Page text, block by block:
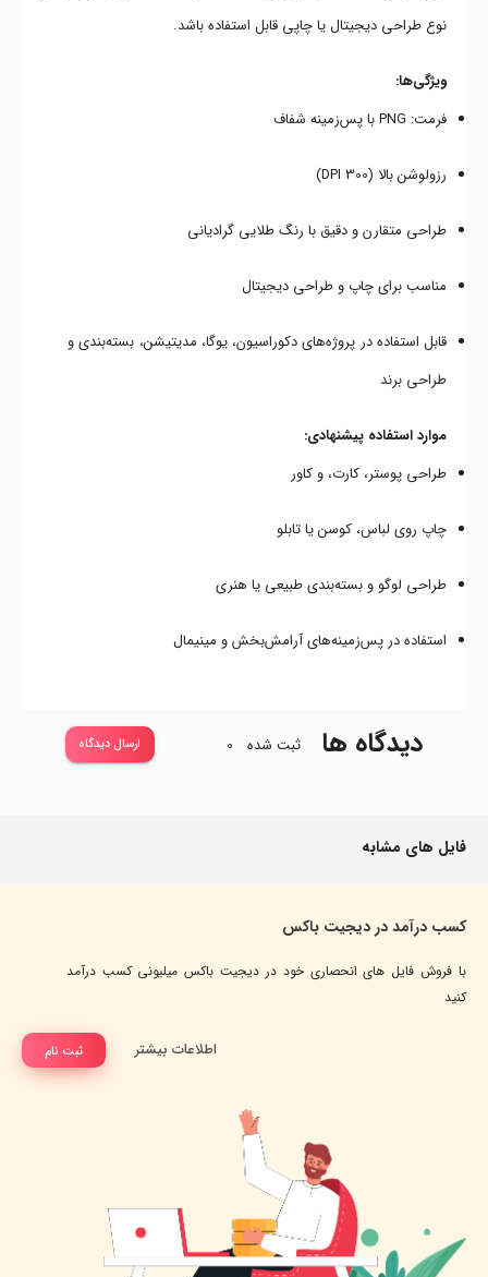
نوع طراحی دیجیتال یا چاپی قابل استفاده باشد.
ویژگی‌ها:
فرمت: PNG با پس‌زمینه شفاف
رزولوشن بالا (300 DPI)
طراحی متقارن و دقیق با رنگ طلایی گرادیانی
مناسب برای چاپ و طراحی دیجیتال
قابل استفاده در پروژه‌های دکوراسیون، یوگا، مدیتیشن، بسته‌بندی و
طراحی برند
موارد استفاده پیشنهادی:
طراحی پوستر، کارت، و کاور
چاپ روی لباس، کوسن یا تابلو
طراحی لوگو و بسته‌بندی طبیعی یا هنری
استفاده در پس‌زمینه‌های آرامش‌بخش و مینیمال
دیدگاه ها ثبت شده 0 ارسال دیدگاه
فایل های مشابه
کسب درآمد در دیجیت باکس
با فروش فایل های انحصاری خود در دیجیت باکس میلیونی کسب درآمد
کنید
ثبت نام اطلاعات بیشتر